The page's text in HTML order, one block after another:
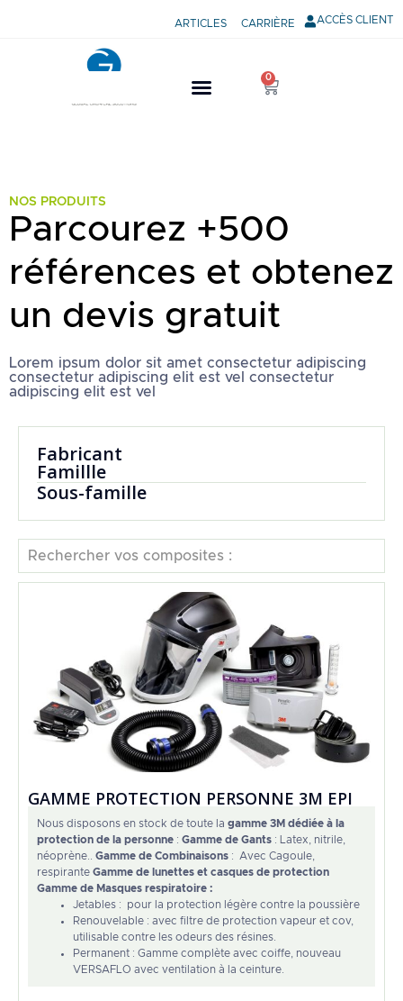
ACCÈS CLIENT
CARRIÈRE
ARTICLES
0
NOS PRODUITS
Parcourez +500
références et obtenez
un devis gratuit
Lorem ipsum dolor sit amet consectetur adipiscing
consectetur adipiscing elit est vel consectetur
adipiscing elit est vel
Fabricant
Famillle
Sous-famille
Rechercher vos composites :
GAMME PROTECTION PERSONNE 3M EPI
Nous disposons en stock de toute la gamme 3M dédiée à la
protection de la personne : Gamme de Gants : Latex, nitrile,
néoprène.. Gamme de Combinaisons : Avec Cagoule,
respirante Gamme de lunettes et casques de protection
Gamme de Masques respiratoire :
Jetables : pour la protection légère contre la poussière
Renouvelable : avec filtre de protection vapeur et cov,
utilisable contre les odeurs des résines.
Permanent : Gamme complète avec coiffe, nouveau
VERSAFLO avec ventilation à la ceinture.